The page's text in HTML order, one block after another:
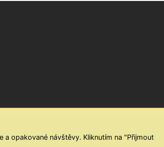
opakované návštěvy. Kliknutím na "Přijmout